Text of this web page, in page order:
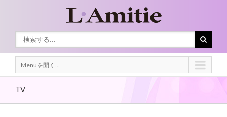
Menuを開く...
TV